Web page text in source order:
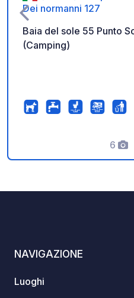
Dei normanni 127
Baia del sole 55 Punto
(Camping)
6
Foto
NAVIGAZIONE
Luoghi